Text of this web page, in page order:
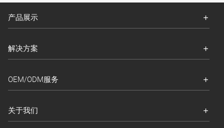
产品展示
解决方案
OEM/ODM服务
关于我们